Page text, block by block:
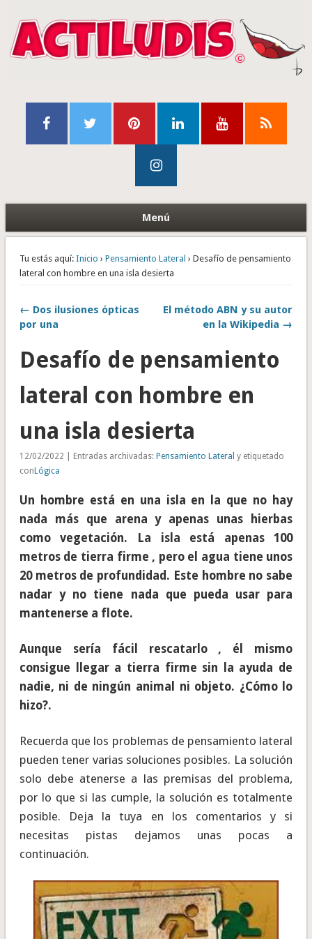
Menú
Tu estás aquí: Inicio › Pensamiento Lateral › Desafío de pensamiento
lateral con hombre en una isla desierta
← Dos ilusiones ópticas
por una
El método ABN y su autor
en la Wikipedia →
Desafío de pensamiento
lateral con hombre en
una isla desierta
12/02/2022 | Entradas archivadas: Pensamiento Lateral y etiquetado
con Lógica
Un hombre está en una isla en la que no hay
nada más que arena y apenas unas hierbas
como vegetación. La isla está apenas 100
metros de tierra firme , pero el agua tiene unos
20 metros de profundidad. Este hombre no sabe
nadar y no tiene nada que pueda usar para
mantenerse a flote.
Aunque sería fácil rescatarlo , él mismo
consigue llegar a tierra firme sin la ayuda de
nadie, ni de ningún animal ni objeto. ¿Cómo lo
hizo?.
Recuerda que los problemas de pensamiento lateral
pueden tener varias soluciones posibles. La solución
solo debe atenerse a las premisas del problema,
por lo que si las cumple, la solución es totalmente
posible. Deja la tuya en los comentarios y si
necesitas pistas dejamos unas pocas a
continuación.